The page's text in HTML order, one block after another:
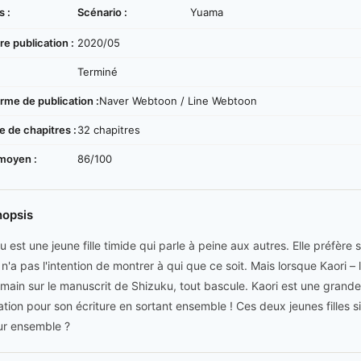
: Scénario : Yuama
publication : 2020/05
Terminé
de publication :Naver Webtoon / Line Webtoon
de chapitres :32 chapitres
: 86/100
est une jeune fille timide qui parle à peine aux autres. Elle
pas l'intention de montrer à qui que ce soit. Mais lorsque Kaori
sur le manuscrit de Shizuku, tout bascule. Kaori est une
pour son écriture en sortant ensemble ! Ces deux jeunes filles
ensemble ?